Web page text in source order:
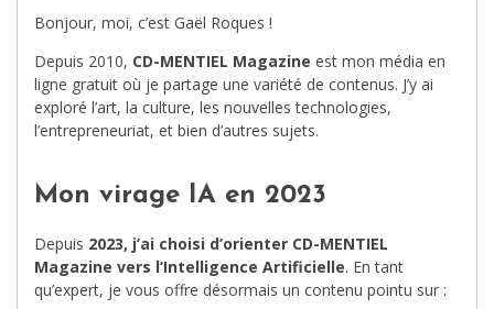
Bonjour, moi, c’est Gaël Roques !
Depuis 2010, CD-MENTIEL Magazine est mon média en
ligne gratuit où je partage une variété de contenus. J’y ai
exploré l’art, la culture, les nouvelles technologies,
l’entrepreneuriat, et bien d’autres sujets.
Mon virage IA en 2023
Depuis 2023, j’ai choisi d’orienter CD-MENTIEL
Magazine vers l’Intelligence Artificielle. En tant
qu’expert, je vous offre désormais un contenu pointu sur :